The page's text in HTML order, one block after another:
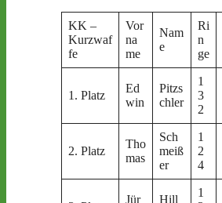
KK –
Kurzwaf
fe
Vor
na
me
Nam
e
Ri
n
ge
1. Platz
Ed
win
Pitzs
chler
1
3
2
2. Platz
Tho
mas
Sch
meiß
er
1
2
4
Jür
Hill
1